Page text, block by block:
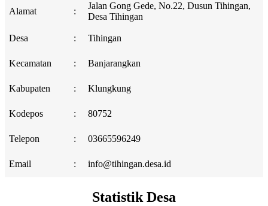
Alamat :
Jalan Gong Gede, No.22, Dusun Tihingan,
Desa Tihingan
Desa : Tihingan
Kecamatan : Banjarangkan
Kabupaten : Klungkung
Kodepos : 80752
Telepon : 03665596249
Email : info@tihingan.desa.id
Statistik Desa